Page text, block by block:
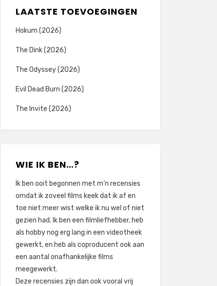
LAATSTE TOEVOEGINGEN
Hokum (2026)
The Dink (2026)
The Odyssey (2026)
Evil Dead Burn (2026)
The Invite (2026)
WIE IK BEN…?
Ik ben ooit begonnen met m’n recensies
omdat ik zoveel films keek dat ik af en
toe niet meer wist welke ik nu wel of niet
gezien had. Ik ben een filmliefhebber, heb
als hobby nog erg lang in een videotheek
gewerkt, en heb als coproducent ook aan
een aantal onafhankelijke films
meegewerkt.
Deze recensies zijn dan ook vooral vrij